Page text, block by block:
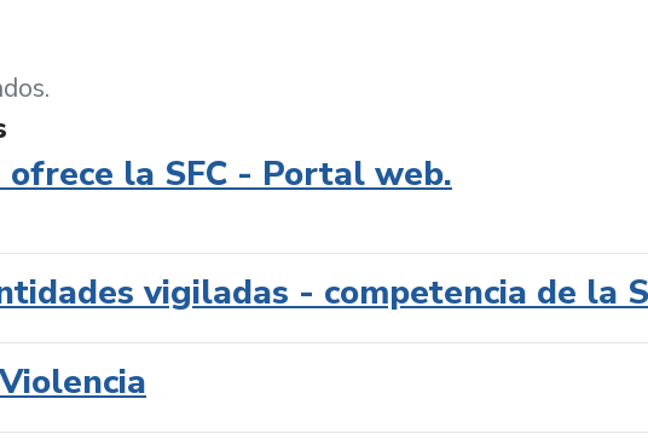
la SFC - Portal web.
vigiladas - competencia de la